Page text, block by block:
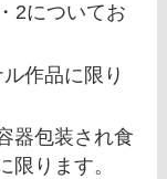
2についてお
作品に限り
器包装され食
限ります。